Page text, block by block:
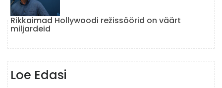
Rikkaimad Hollywoodi režissöörid on väärt
miljardeid
Loe Edasi